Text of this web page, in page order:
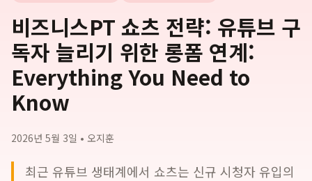
비즈니스PT 쇼츠 전략: 유튜브 구
독자 늘리기 위한 롱폼 연계:
Everything You Need to
Know
2026년 5월 3일 • 오지훈
최근 유튜브 생태계에서 쇼츠는 신규 시청자 유입의